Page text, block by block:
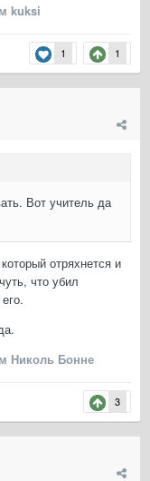
kuksi
1 1
Вот учитель да
отряхнется и
что убил
Николь Бонне
3